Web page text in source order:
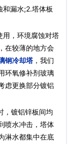
漏水;2.塔体板
，环境腐蚀对塔
在较薄的地方会
钢冷却塔 ，我们
环氧修补剂玻璃
虑更换部分镀铝
镀铝锌板间均
喷水冲击，塔体
淋水都集中在底